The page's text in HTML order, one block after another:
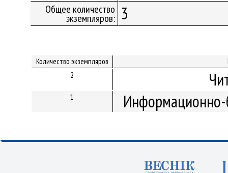
Общее количество
экземпляров: 3
Количество экземпляров
2
1 Информационно-